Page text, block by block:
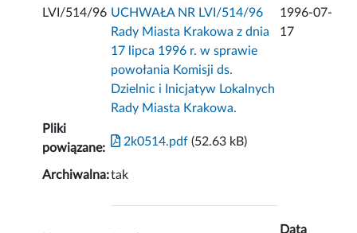
LVI/514/96 UCHWAŁA NR LVI/514/96
Rady Miasta Krakowa z dnia
17 lipca 1996 r. w sprawie
powołania Komisji ds.
Dzielnic i Inicjatyw Lokalnych
Rady Miasta Krakowa.
1996-07-
17
Pliki
powiązane:
2k0514.pdf (52.63 kB)
Archiwalna:tak
Data